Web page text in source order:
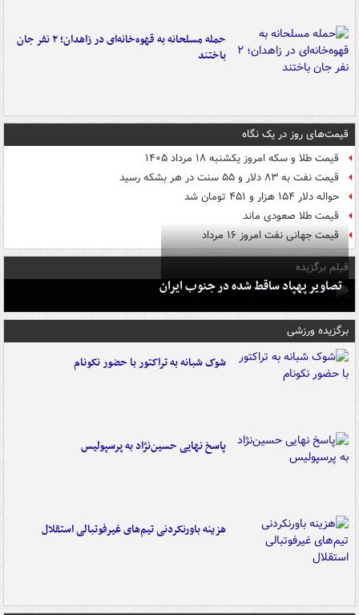
حمله مسلحانه به قهوه‌خانه‌ای در زاهدان؛ ۲ نفر جان
باختند
قیمت‌های روز در یک نگاه
قیمت طلا و سکه امروز یکشنبه ۱۸ مرداد ۱۴۰۵
قیمت نفت به ۸۳ دلار و ۵۵ سنت در هر بشکه رسید
حواله دلار ۱۵۴ هزار و ۴۵۱ تومان شد
قیمت طلا صعودی ماند
قیمت جهانی نفت امروز ۱۶ مرداد
فیلم برگزیده
تصاویر پهپاد ساقط شده در جنوب ایران
برگزیده ورزشی
شوک شبانه به تراکتور با حضور نکونام
پاسخ نهایی حسین‌نژاد به پرسپولیس
هزینه باورنکردنی تیم‌های غیرفوتبالی استقلال